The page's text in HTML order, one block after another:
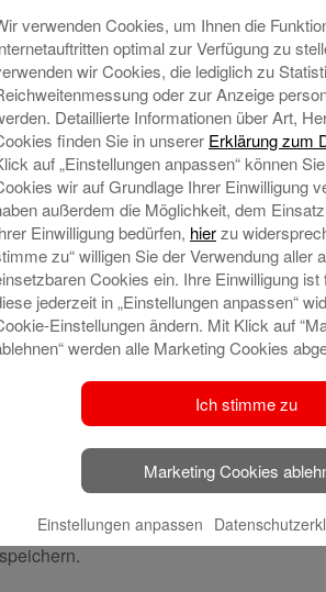
veröffentlicht. Erforderliche Felder
Adresse und meine Website in diesem
verwenden Cookies, um Ihnen die
optimal zur Verfügung zu
wir Cookies, die lediglich zu
oder zur Anzeige
Detaillierte Informationen über Art,
finden Sie in unserer Erklärung zum
auf „Einstellungen anpassen“ können
wir auf Grundlage Ihrer Einwilligung
außerdem die Möglichkeit, dem
Einwilligung bedürfen, hierzu
zu“ willigen Sie der Verwendung aller
Cookies ein. Ihre Einwilligung ist
jederzeit in „Einstellungen anpassen“
Einstellungen ändern. Mit Klick auf
werden alle Marketing Cookies
Ich stimme zu
Marketing Cookies
Einstellungen anpassen